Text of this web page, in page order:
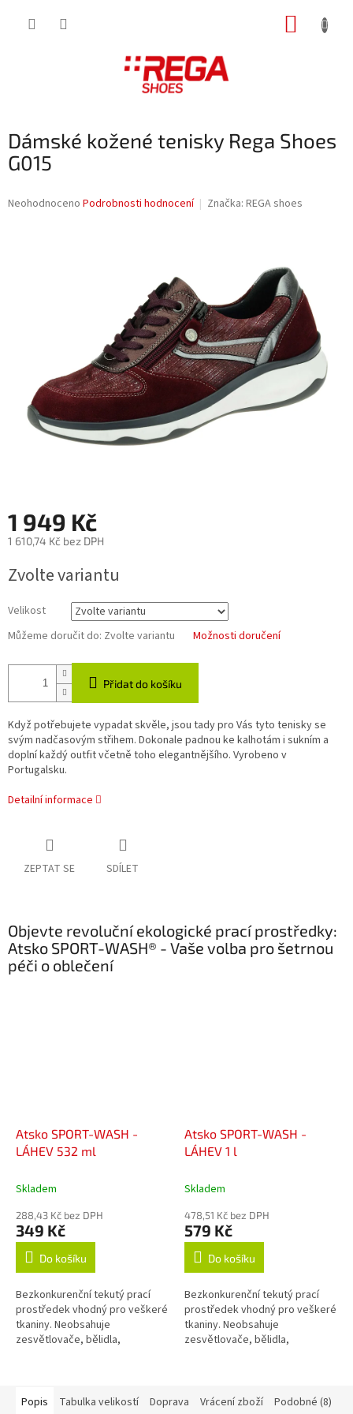
Dámské kožené tenisky Rega Shoes
G015
Průměrné
Neohodnoceno Podrobnosti hodnocení Značka: REGA shoes
1 949 Kč
1 610,74 Kč bez DPH
cena:
Zvolte variantu
Velikost
Můžeme doručit do: Zvolte variantu Možnosti doručení
Přidat do košíku
Když potřebujete vypadat skvěle, jsou tady pro Vás tyto tenisky se
svým nadčasovým střihem. Dokonale padnou ke kalhotám i sukním a
doplní každý outfit včetně toho elegantnějšího. Vyrobeno v
Portugalsku.
Detailní informace
ZEPTAT SE SDÍLET
Objevte revoluční ekologické prací prostředky:
Atsko SPORT-WASH® - Vaše volba pro šetrnou
péči o oblečení
Atsko SPORT-WASH -
LÁHEV 532 ml
Skladem
288,43 Kč bez DPH
349 Kč
Do košíku
Bezkonkurenční tekutý prací
prostředek vhodný pro veškeré
tkaniny. Neobsahuje
zesvětlovače, bělidla,
Atsko SPORT-WASH -
LÁHEV 1 l
Skladem
478,51 Kč bez DPH
579 Kč
Do košíku
Bezkonkurenční tekutý prací
prostředek vhodný pro veškeré
tkaniny. Neobsahuje
zesvětlovače, bělidla,
Popis
Tabulka velikostí Doprava Vrácení zboží Podobné (8)